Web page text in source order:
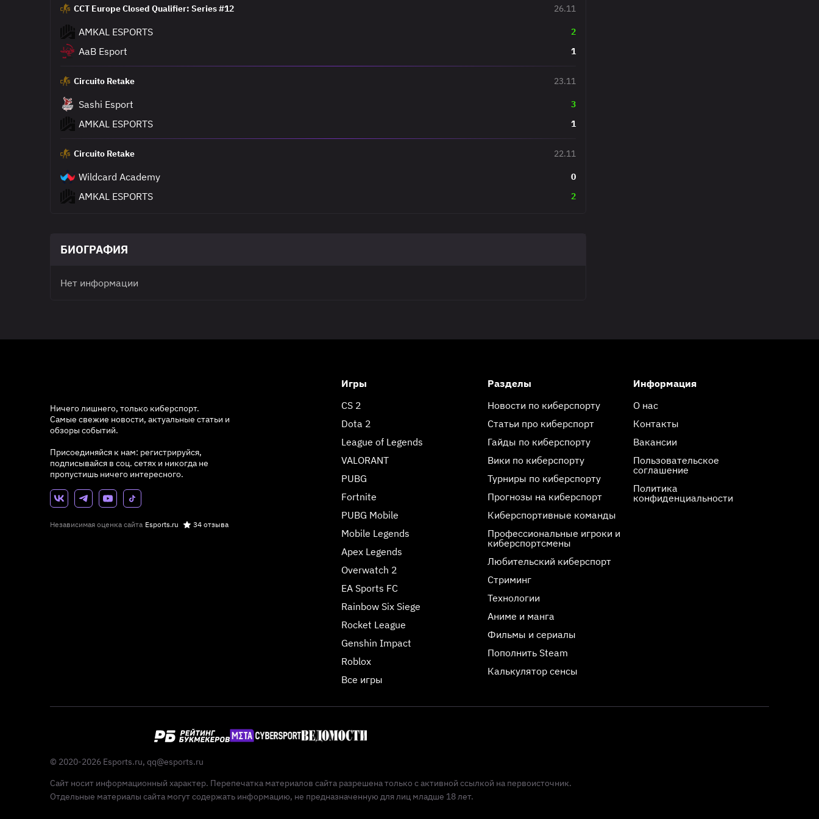
CCT Europe Closed Qualifier: Series #12 26.11
AMKAL ESPORTS 2
AaB Esport 1
Circuito Retake 23.11
Sashi Esport 3
AMKAL ESPORTS 1
Circuito Retake 22.11
Wildcard Academy 0
AMKAL ESPORTS 2
БИОГРАФИЯ
Нет информации
Ничего лишнего, только киберспорт.
Самые свежие новости, актуальные статьи и
обзоры событий.
Присоединяйся к нам: регистрируйся,
подписывайся в соц. сетях и никогда не
пропустишь ничего интересного.
Независимая оценка сайта Esports.ru 34 отзыва
Игры
CS 2
Dota 2
League of Legends
VALORANT
PUBG
Fortnite
PUBG Mobile
Mobile Legends
Apex Legends
Overwatch 2
EA Sports FC
Rainbow Six Siege
Rocket League
Genshin Impact
Roblox
Все игры
Разделы
Новости по киберспорту
Статьи про киберспорт
Гайды по киберспорту
Вики по киберспорту
Турниры по киберспорту
Прогнозы на киберспорт
Киберспортивные команды
Профессиональные игроки и
киберспортсмены
Любительский киберспорт
Стриминг
Технологии
Аниме и манга
Фильмы и сериалы
Пополнить Steam
Калькулятор сенсы
Информация
О нас
Контакты
Вакансии
Пользовательское
соглашение
Политика
конфиденциальности
© 2020-2026 Esports.ru, qq@esports.ru
Сайт носит информационный характер. Перепечатка материалов сайта разрешена только с активной ссылкой на первоисточник.
Отдельные материалы сайта могут содержать информацию, не предназначенную для лиц младше 18 лет.